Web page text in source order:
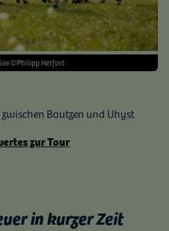
©Philipp Herfort
Bautzen und Uhyst
zur Tour
in kurzer Zeit